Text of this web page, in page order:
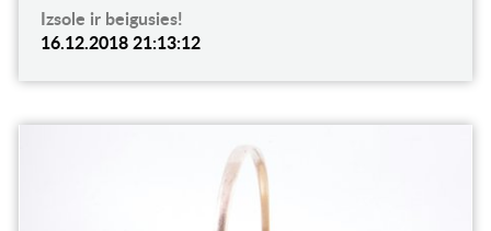
Izsole ir beigusies!
16.12.2018 21:13:12